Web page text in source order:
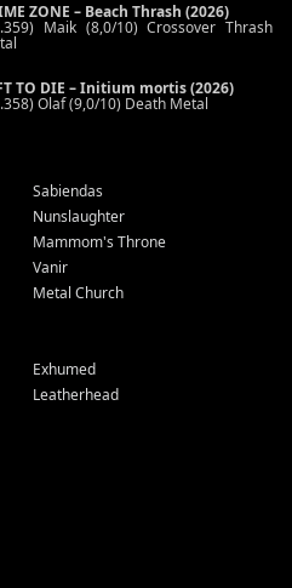
ZONE – Beach Thrash (2026)
Maik (8,0/10) Crossover Thrash
TO DIE – Initium mortis (2026)
Olaf (9,0/10) Death Metal
Sabiendas
Nunslaughter
Mammom's Throne
Vanir
Metal Church
Exhumed
Leatherhead